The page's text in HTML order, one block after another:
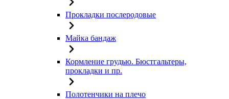
Прокладки послеродовые
Майка бандаж
Кормление грудью. Бюстгальтеры,
прокладки и пр.
Полотенчики на плечо